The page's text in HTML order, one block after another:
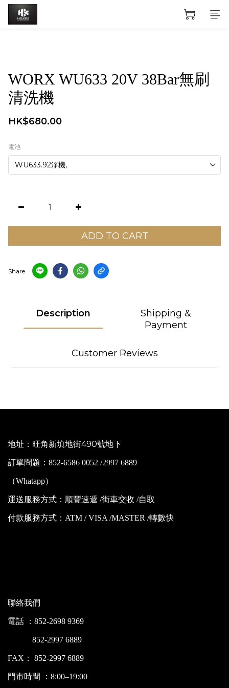
WORX WU633 20V 38Bar無刷
清洗機
HK$680.00
電池
ADD TO CART
Share
Description
Shipping &
Payment
Customer Reviews
地址：旺角新填地街490號地下
訂單問題：852-6586 0052 /2997 6889
（Whatapp）
運送服務方式：順豐速遞 /街車交收 /自取
付款服務方式：ATM / VISA /MASTER /轉數快
聯絡我們
電話 ：852-2698 9369
852-2997 6889
FAX： 852-2997 6889
門市時間 ：8:00–19:00